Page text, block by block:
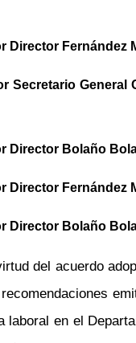
Director Fernández
Secretario General
Director Bolaño
Director Fernández
Director Bolaño
del acuerdo
laboral en el